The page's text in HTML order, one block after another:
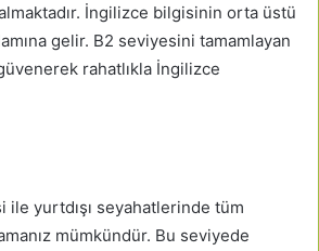
İngilizce bilgisinin orta üstü
gelir. B2 seviyesini tamamlayan
rahatlıkla İngilizce
ile yurtdışı seyahatlerinde tüm
mümkündür. Bu seviyede